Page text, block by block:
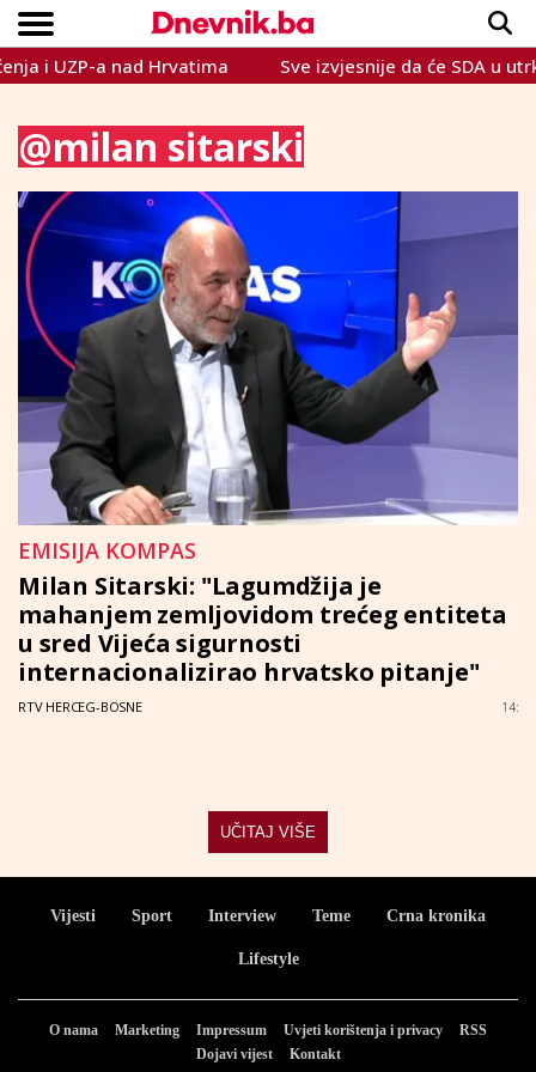
VIJESTI
SPORT
INTERVIEW
TEME
CRNA KRONIKA
LIFESTYLE
Copyright © Dnevnik.ba 2023.
i UZP-a nad Hrvatima Sve izvjesnije da će SDA u
@milan sitarski
EMISIJA KOMPAS
Milan Sitarski: "Lagumdžija je
mahanjem zemljovidom trećeg entiteta
u sred Vijeća sigurnosti
internacionalizirao hrvatsko pitanje"
RTV HERCEG-BOSNE 14:
UČITAJ VIŠE
Vijesti Sport Interview Teme Crna kronika
Lifestyle
O nama Marketing Impressum Uvjeti korištenja i privacy
RSS
Dojavi vijest
Kontakt